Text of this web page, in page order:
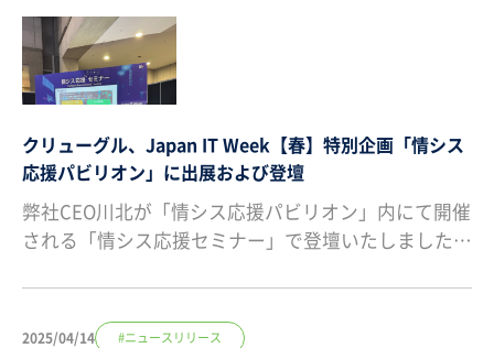
クリューグル、Japan IT Week【春】特別企画「情シス
応援パビリオン」に出展および登壇
弊社CEO川北が「情シス応援パビリオン」内にて開催
される「情シス応援セミナー」で登壇いたしました…
2025/04/14 #ニュースリリース